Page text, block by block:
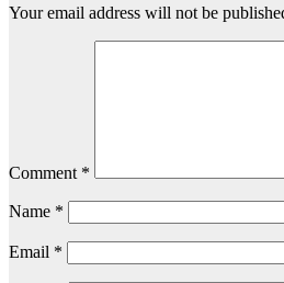
Your email address will not be
Comment *
Name *
Email *